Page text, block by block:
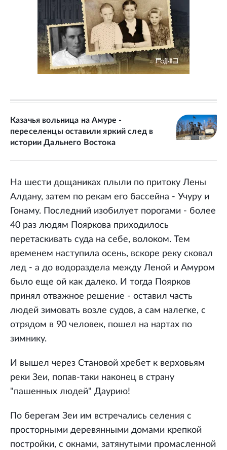
Казачья вольница на Амуре -
переселенцы оставили яркий след в
истории Дальнего Востока
На шести дощаниках плыли по притоку Лены
Алдану, затем по рекам его бассейна - Учуру и
Гонаму. Последний изобилует порогами - более
40 раз людям Пояркова приходилось
перетаскивать суда на себе, волоком. Тем
временем наступила осень, вскоре реку сковал
лед - а до водораздела между Леной и Амуром
было еще ой как далеко. И тогда Поярков
принял отважное решение - оставил часть
людей зимовать возле судов, а сам налегке, с
отрядом в 90 человек, пошел на нартах по
зимнику.
И вышел через Становой хребет к верховьям
реки Зеи, попав-таки наконец в страну
"пашенных людей" Даурию!
По берегам Зеи им встречались селения с
просторными деревянными домами крепкой
постройки, с окнами, затянутыми промасленной